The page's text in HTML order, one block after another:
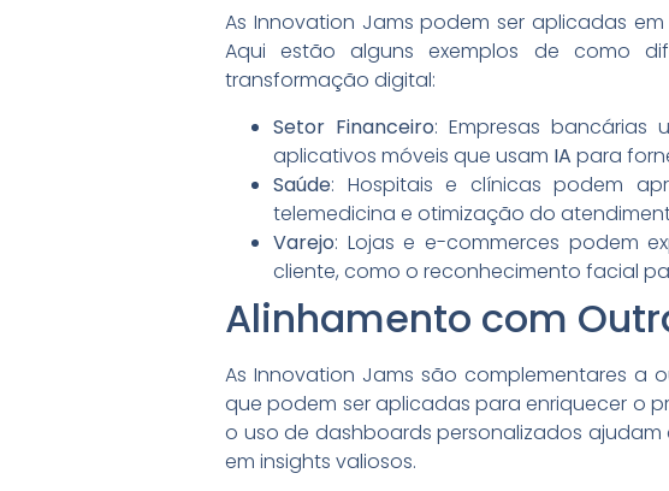
As Innovation Jams podem ser aplicadas
Aqui estão alguns exemplos de como
transformação digital:
Setor Financeiro: Empresas bancárias
aplicativos móveis que usam IA para
Saúde: Hospitais e clínicas podem
telemedicina e otimização do
Varejo: Lojas e e-commerces podem
cliente, como o reconhecimento facial
Alinhamento com
As Innovation Jams são complementares a
que podem ser aplicadas para enriquecer o
o uso de dashboards personalizados
em insights valiosos.